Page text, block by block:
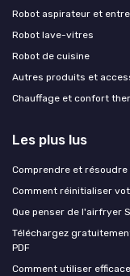
Robot aspirateur et
Robot lave-vitres
Robot de cuisine
Autres produits et
Chauffage et confort
Les plus lus
Comprendre et
Comment réinitialiser
Que penser de l'airfryer
Téléchargez
PDF
Comment utiliser